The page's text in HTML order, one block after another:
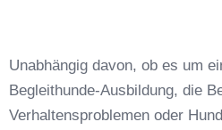
Unabhängig davon, ob es um
Begleithunde-Ausbildung, die
Verhaltensproblemen oder